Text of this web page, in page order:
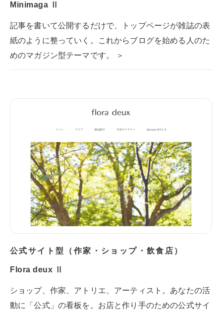
Minimaga Ⅱ
記事を書いて公開するだけで、トップページが雑誌の表
紙のように整っていく。これからブログを始める人のた
めのマガジン型テーマです。 ＞
公式サイト型（作家・ショップ・飲食店）
Flora deux Ⅱ
ショップ、作家、アトリエ、アーティスト。あなたの活
動に「公式」の看板を。お店と作り手のための公式サイ